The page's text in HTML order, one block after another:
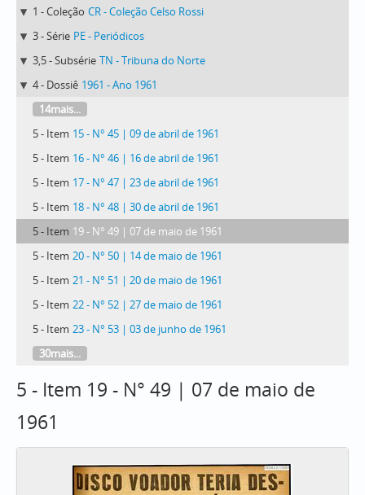
1 - Coleção CR - Coleção Celso Rossi
3 - Série PE - Periódicos
3,5 - Subsérie TN - Tribuna do Norte
4 - Dossiê 1961 - Ano 1961
14mais...
5 - Item 15 - N° 45 | 09 de abril de 1961
5 - Item 16 - N° 46 | 16 de abril de 1961
5 - Item 17 - N° 47 | 23 de abril de 1961
5 - Item 18 - N° 48 | 30 de abril de 1961
5 - Item 19 - N° 49 | 07 de maio de 1961
5 - Item 20 - N° 50 | 14 de maio de 1961
5 - Item 21 - N° 51 | 20 de maio de 1961
5 - Item 22 - N° 52 | 27 de maio de 1961
5 - Item 23 - N° 53 | 03 de junho de 1961
30mais...
5 - Item 19 - N° 49 | 07 de maio de
1961